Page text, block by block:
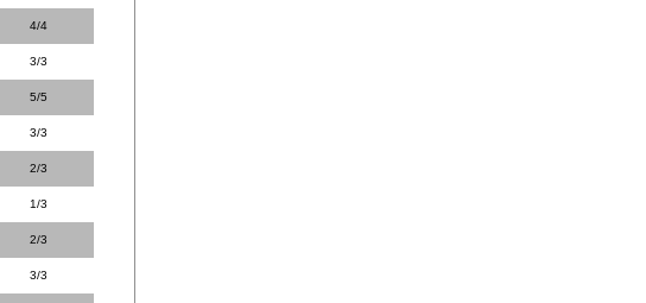
4/4
3/3
5/5
3/3
2/3
1/3
2/3
3/3